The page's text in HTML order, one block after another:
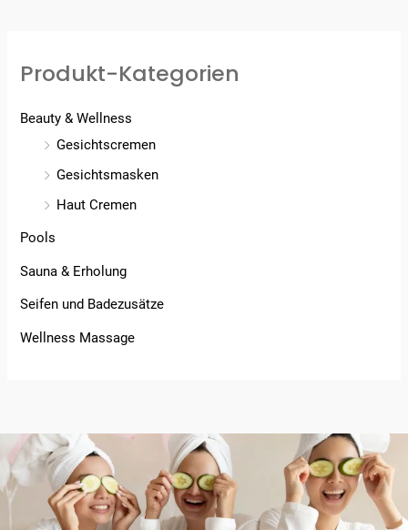
Produkt-Kategorien
Beauty & Wellness
Gesichtscremen
Gesichtsmasken
Haut Cremen
Pools
Sauna & Erholung
Seifen und Badezusätze
Wellness Massage